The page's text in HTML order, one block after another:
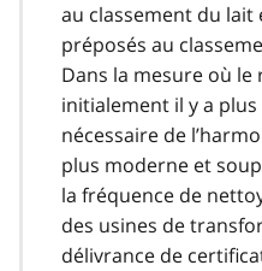
au classement du lait
préposés au
Dans la mesure où
initialement il y a plus
nécessaire de
plus moderne et
la fréquence de
des usines de
délivrance de